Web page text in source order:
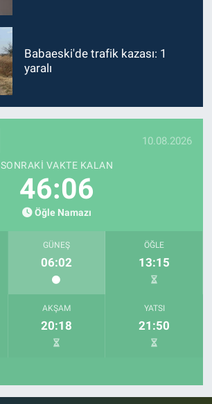
Babaeski'de trafik kazası: 1
yaralı
10.08.2026
SONRAKI VAKTE KALAN
46:04
Öğle Namazı
GÜNEŞ
06:02
ÖĞLE
13:15
AKŞAM
20:18
YATSI
21:50